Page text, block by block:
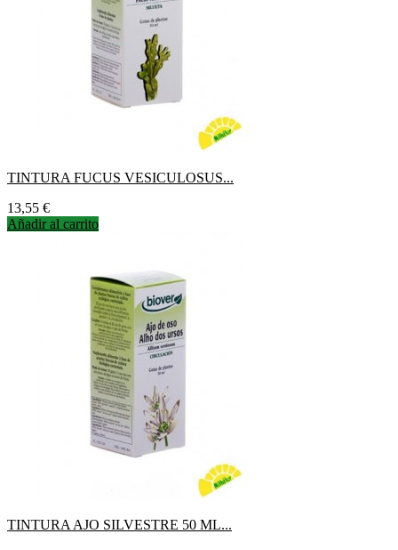
TINTURA FUCUS VESICULOSUS...
Precio
13,55 €
Añadir al carrito
TINTURA AJO SILVESTRE 50 ML...